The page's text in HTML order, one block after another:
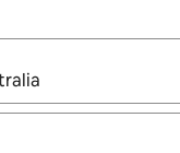
s'affichent, utilisez